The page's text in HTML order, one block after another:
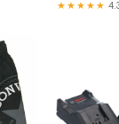
★★★★★